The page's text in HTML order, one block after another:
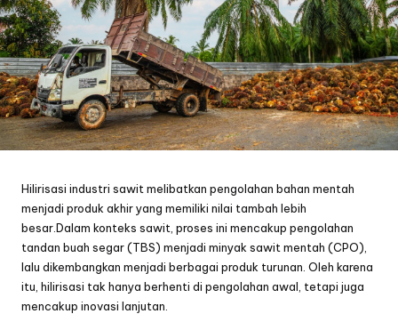
Hilirisasi industri sawit melibatkan pengolahan bahan mentah
menjadi produk akhir yang memiliki nilai tambah lebih
besar.Dalam konteks sawit, proses ini mencakup pengolahan
tandan buah segar (TBS) menjadi minyak sawit mentah (CPO),
lalu dikembangkan menjadi berbagai produk turunan. Oleh karena
itu, hilirisasi tak hanya berhenti di pengolahan awal, tetapi juga
mencakup inovasi lanjutan.